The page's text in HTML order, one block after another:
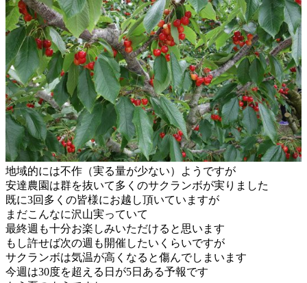
地域的には不作（実る量が少ない）ようですが
安達農園は群を抜いて多くのサクランボが実りました
既に3回多くの皆様にお越し頂いていますが
まだこんなに沢山実っていて
最終週も十分お楽しみいただけると思います
もし許せば次の週も開催したいくらいですが
サクランボは気温が高くなると傷んでしまいます
今週は30度を超える日が5日ある予報です